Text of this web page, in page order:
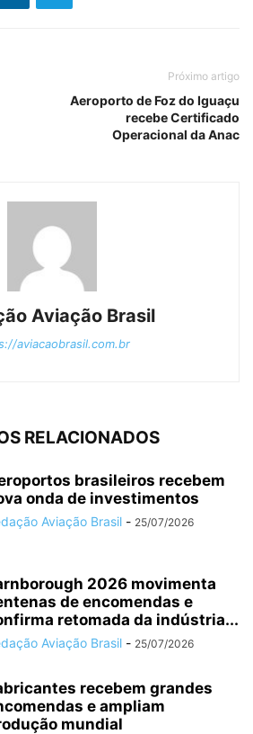
Próximo artigo
Aeroporto de Foz do Iguaçu
recebe Certificado
Operacional da Anac
Aviação Brasil
aviacaobrasil.com.br
RELACIONADOS
brasileiros recebem
onda de investimentos
Aviação Brasil - 25/07/2026
2026 movimenta
de encomendas e
retomada da indústria...
Aviação Brasil - 25/07/2026
recebem grandes
e ampliam
mundial